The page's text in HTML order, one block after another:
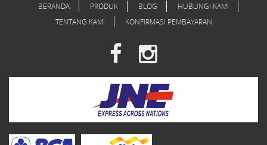
BERANDA PRODUK BLOG
HUBUNGI KAMI
TENTANG KAMI
KONFIRMASI PEMBAYARAN